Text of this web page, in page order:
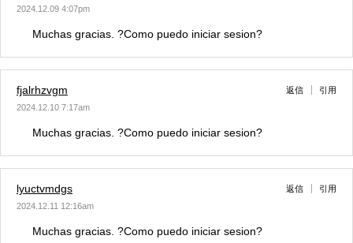
2024.12.09 4:07pm
Muchas gracias. ?Como puedo iniciar sesion?
fjalrhzvgm
2024.12.10 7:17am
返信 引用
Muchas gracias. ?Como puedo iniciar sesion?
lyuctvmdgs
2024.12.11 12:16am
返信 引用
Muchas gracias. ?Como puedo iniciar sesion?